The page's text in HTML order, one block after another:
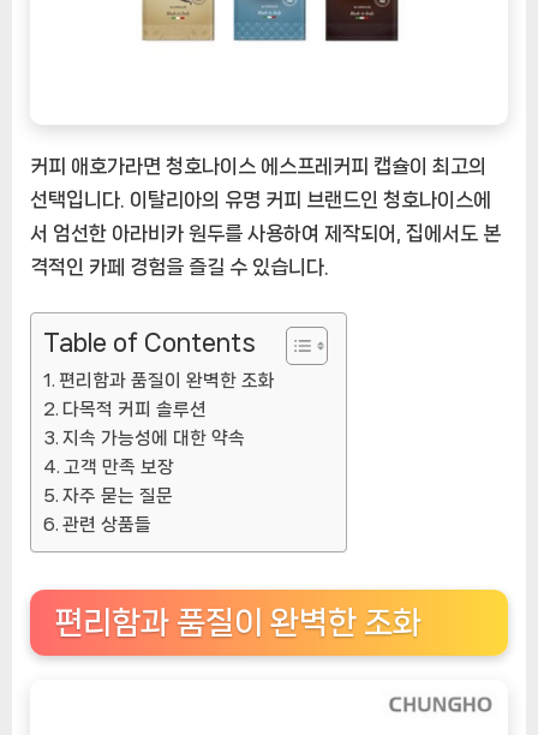
쉽
게
즐
기
요
[CoffeeTimeNOW
ㅣ
추
천
상
품]
커피 애호가라면 청호나이스 에스프레커피 캡슐이 최고의
선택입니다. 이탈리아의 유명 커피 브랜드인 청호나이스에
서 엄선한 아라비카 원두를 사용하여 제작되어, 집에서도 본
격적인 카페 경험을 즐길 수 있습니다.
Table of Contents
편리함과 품질이 완벽한 조화
다목적 커피 솔루션
지속 가능성에 대한 약속
고객 만족 보장
자주 묻는 질문
관련 상품들
편리함과 품질이 완벽한 조화